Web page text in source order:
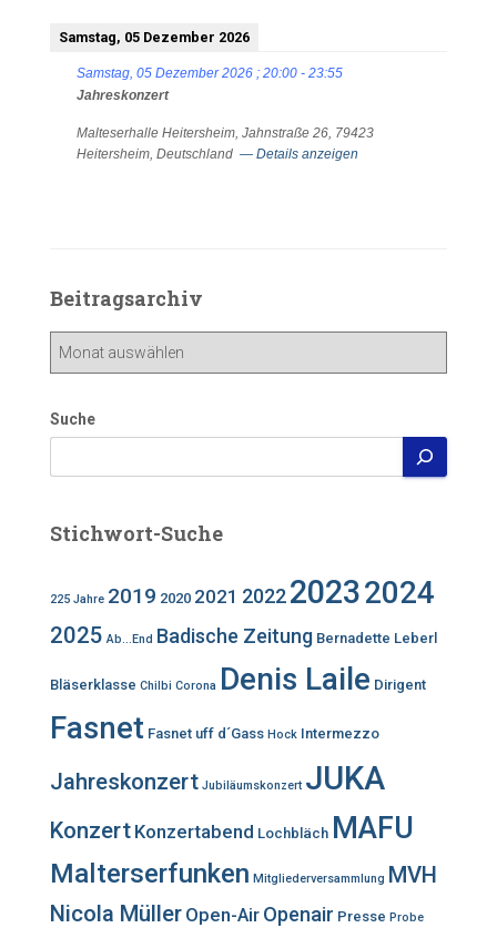
Samstag, 05 Dezember 2026
Samstag, 05 Dezember 2026 ; 20:00 - 23:55
Jahreskonzert
Malteserhalle Heitersheim, Jahnstraße 26, 79423
Heitersheim, Deutschland — Details anzeigen
Beitragsarchiv
Beitragsarchiv
Suche
Stichwort-Suche
225 Jahre 2019 2020 2021 202220232024
2025 Ab...End Badische Zeitung Bernadette Leberl
Bläserklasse Chilbi Corona Denis Laile Dirigent
Fasnet Fasnet uff d´Gass Hock Intermezzo
Jahreskonzert Jubiläumskonzert JUKA
Konzert Konzertabend Lochbläch MAFU
Malterserfunken Mitgliederversammlung MVH
Nicola Müller Open-Air Openair Presse Probe